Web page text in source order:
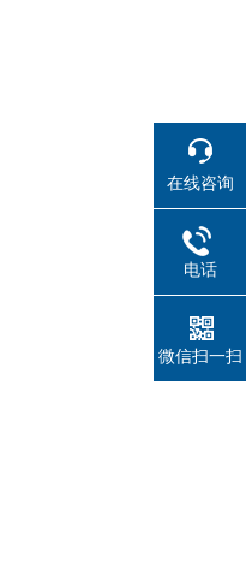
在线咨询
电话
微信扫一扫